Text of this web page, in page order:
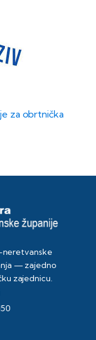
za obrtnička
neretvanske
— zajedno
zajednicu.